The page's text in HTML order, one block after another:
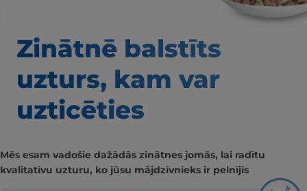
Zinātnē balstīts
uzturs, kam var
uzticēties
Mēs esam vadošie dažādās zinātnes jomās, lai radītu
kvalitatīvu uzturu, ko jūsu mājdzīvnieks ir pelnījis